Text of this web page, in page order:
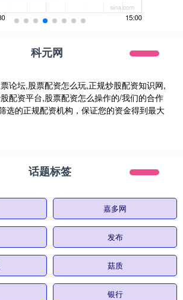
科元网
论坛,股票配资怎么玩,正规炒股配资知识网,
配资平台,股票配资怎么操作的/我们的合作
选的正规配资机构，保证您的资金得到最大
话题标签
嘉多网
发布
菇质
银行